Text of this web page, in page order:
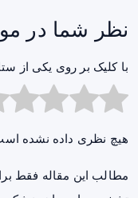
نظر شما در
با کلیک بر روی یکی از ستاره ها از ۱ تا ۵
هیچ نظری داده نشده
مطالب این مقاله فقط